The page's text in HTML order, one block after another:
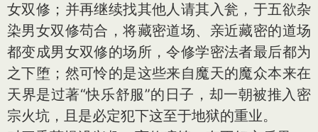
女双修；并再继续找其他人请其入瓮，于五欲杂
染男女双修苟合，将藏密道场、亲近藏密的道场
都变成男女双修的场所，令修学密法者最后都为
之下堕；然可怜的是这些来自魔天的魔众本来在
天界是过著“快乐舒服”的日子，却一朝被推入密
宗火坑，且是必定犯下这至于地狱的重业。